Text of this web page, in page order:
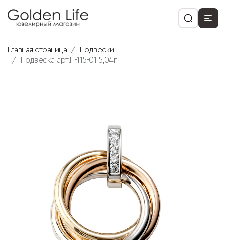
Главная страница
Подвески
Подвеска арт.П-115-01 5,04г